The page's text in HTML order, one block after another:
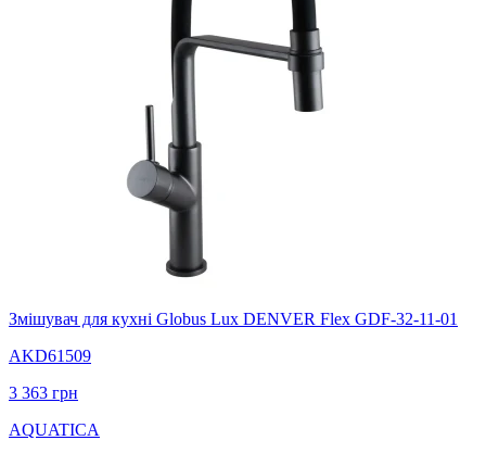
Змішувач для кухні Globus Lux DENVER Flex GDF-32-11-01
AKD61509
3 363 грн
AQUATICA